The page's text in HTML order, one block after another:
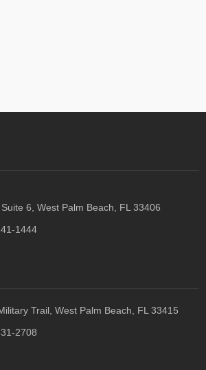
6, West Palm Beach, FL 33406
1444
Trail, West Palm Beach, FL 33415
2708